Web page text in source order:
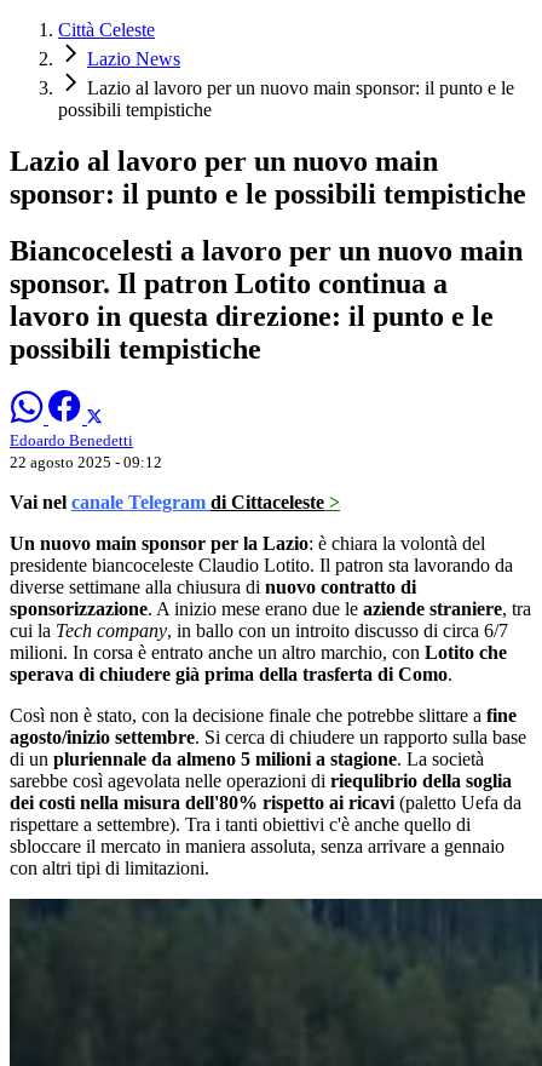
Città Celeste
Lazio News
Lazio al lavoro per un nuovo main sponsor: il punto e le
possibili tempistiche
Lazio al lavoro per un nuovo main
sponsor: il punto e le possibili tempistiche
Biancocelesti a lavoro per un nuovo main
sponsor. Il patron Lotito continua a
lavoro in questa direzione: il punto e le
possibili tempistiche
Edoardo Benedetti
22 agosto 2025 - 09:12
Vai nel canale Telegram di Cittaceleste >
Un nuovo main sponsor per la Lazio: è chiara la volontà del
presidente biancoceleste Claudio Lotito. Il patron sta lavorando da
diverse settimane alla chiusura di nuovo contratto di
sponsorizzazione. A inizio mese erano due le aziende straniere, tra
cui la Tech company, in ballo con un introito discusso di circa 6/7
milioni. In corsa è entrato anche un altro marchio, con Lotito che
sperava di chiudere già prima della trasferta di Como.
Così non è stato, con la decisione finale che potrebbe slittare a fine
agosto/inizio settembre. Si cerca di chiudere un rapporto sulla base
di un pluriennale da almeno 5 milioni a stagione. La società
sarebbe così agevolata nelle operazioni di riequlibrio della soglia
dei costi nella misura dell'80% rispetto ai ricavi (paletto Uefa da
rispettare a settembre). Tra i tanti obiettivi c'è anche quello di
sbloccare il mercato in maniera assoluta, senza arrivare a gennaio
con altri tipi di limitazioni.